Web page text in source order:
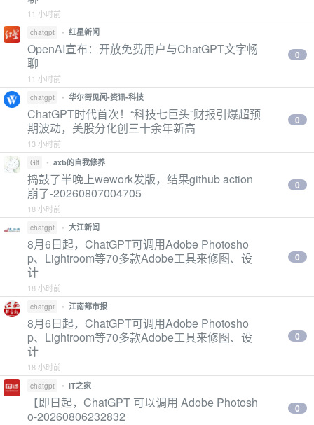
11 小时前
chatgpt • 红星新闻
OpenAI宣布：开放免费用户与ChatGPT文字畅
聊
11 小时前
0
chatgpt • 华尔街见闻-资讯-科技
ChatGPT时代首次！“科技七巨头”财报引爆超预
期波动，美股分化创三十余年新高
13 小时前
0
Git • axb的自我修养
捣鼓了半晚上wework发版，结果github action
崩了-20260807004705
18 小时前
0
chatgpt • 大江新闻
8月6日起，ChatGPT可调用Adobe Photosho
p、Lightroom等70多款Adobe工具来修图、设
计
18 小时前
0
chatgpt • 江南都市报
8月6日起，ChatGPT可调用Adobe Photosho
p、Lightroom等70多款Adobe工具来修图、设
计
18 小时前
0
chatgpt • IT之家
【即日起，ChatGPT 可以调用 Adobe Photosh
o-20260806232832
0